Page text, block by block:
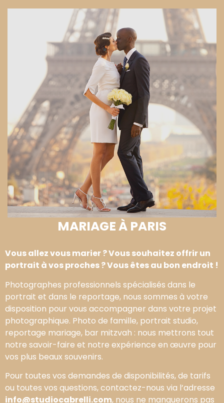
MARIAGE À PARIS
Vous allez vous marier ? Vous souhaitez offrir un
portrait à vos proches ? Vous êtes au bon endroit !
Photographes professionnels spécialisés dans le
portrait et dans le reportage, nous sommes à votre
disposition pour vous accompagner dans votre projet
photographique. Photo de famille, portrait studio,
reportage mariage, bar mitzvah : nous mettrons tout
notre savoir-faire et notre expérience en œuvre pour
vos plus beaux souvenirs.
Pour toutes vos demandes de disponibilités, de tarifs
ou toutes vos questions, contactez-nous via l’adresse
info@studiocabrelli.com, nous ne manquerons pas